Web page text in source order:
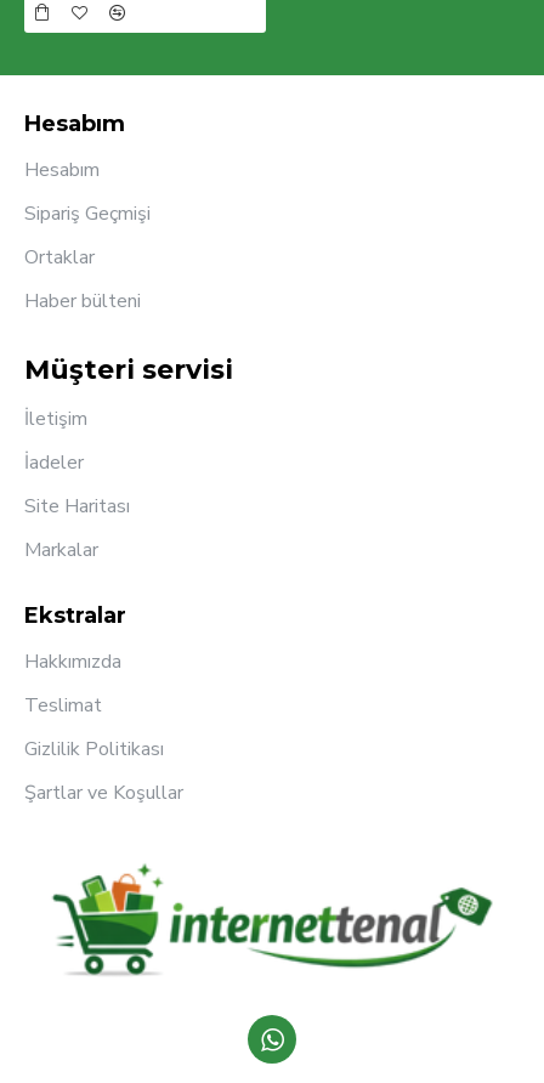
Hesabım
Hesabım
Sipariş Geçmişi
Ortaklar
Haber bülteni
Müşteri servisi
İletişim
İadeler
Site Haritası
Markalar
Ekstralar
Hakkımızda
Teslimat
Gizlilik Politikası
Şartlar ve Koşullar